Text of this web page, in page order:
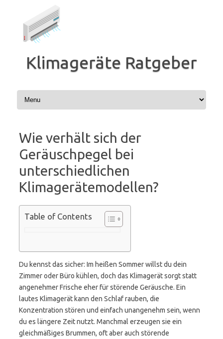
Klimageräte Ratgeber
Wie verhält sich der
Geräuschpegel bei
unterschiedlichen
Klimagerätemodellen?
Table of Contents
Du kennst das sicher: Im heißen Sommer willst du dein
Zimmer oder Büro kühlen, doch das Klimagerät sorgt statt
angenehmer Frische eher für störende Geräusche. Ein
lautes Klimagerät kann den Schlaf rauben, die
Konzentration stören und einfach unangenehm sein, wenn
du es längere Zeit nutzt. Manchmal erzeugen sie ein
gleichmäßiges Brummen, oft aber auch störende